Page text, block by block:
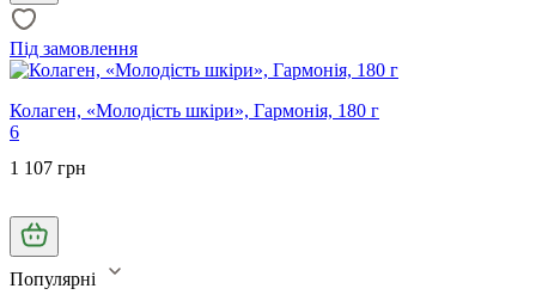
Під замовлення
Колаген, «Молодість шкіри», Гармонія, 180 г
6
1 107 грн
Популярні